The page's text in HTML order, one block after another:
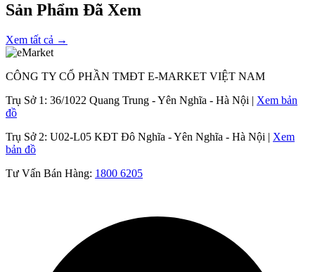
Sản Phẩm Đã Xem
Xem tất cả →
CÔNG TY CỔ PHẦN TMĐT E-MARKET VIỆT NAM
Trụ Sở 1: 36/1022 Quang Trung - Yên Nghĩa - Hà Nội | Xem bản
đồ
Trụ Sở 2: U02-L05 KĐT Đô Nghĩa - Yên Nghĩa - Hà Nội | Xem
bản đồ
Tư Vấn Bán Hàng: 1800 6205